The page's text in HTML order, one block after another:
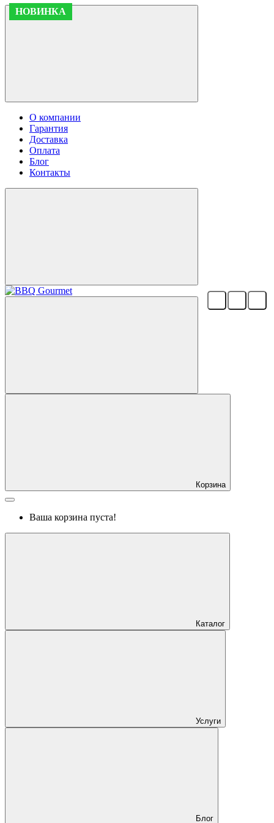
О компании
Гарантия
Доставка
Оплата
Блог
Контакты
Корзина
Ваша корзина пуста!
Каталог
Услуги
Блог
АКЦИЯ
АКЦИЯ
НОВИНКА
НОВИНКА